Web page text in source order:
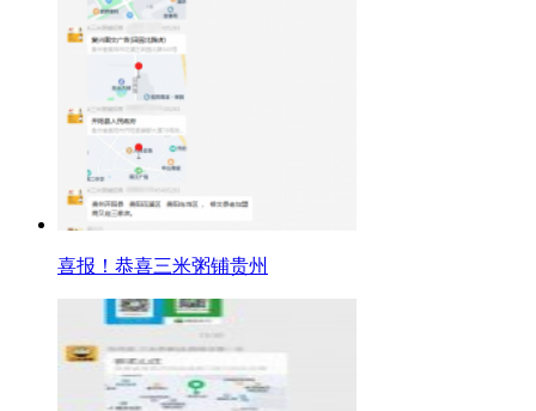
喜报！恭喜三米粥铺贵州